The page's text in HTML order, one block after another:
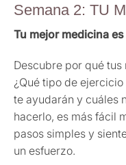
Semana 2: TU
Tu mejor medicina
Descubre por qué
¿Qué tipo de
te ayudarán y cuáles
hacerlo, es más fácil
pasos simples y
un esfuerzo.